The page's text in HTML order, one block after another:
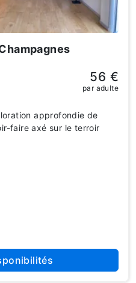
approfondie de
faire axé sur le terroir
56 €
par adulte